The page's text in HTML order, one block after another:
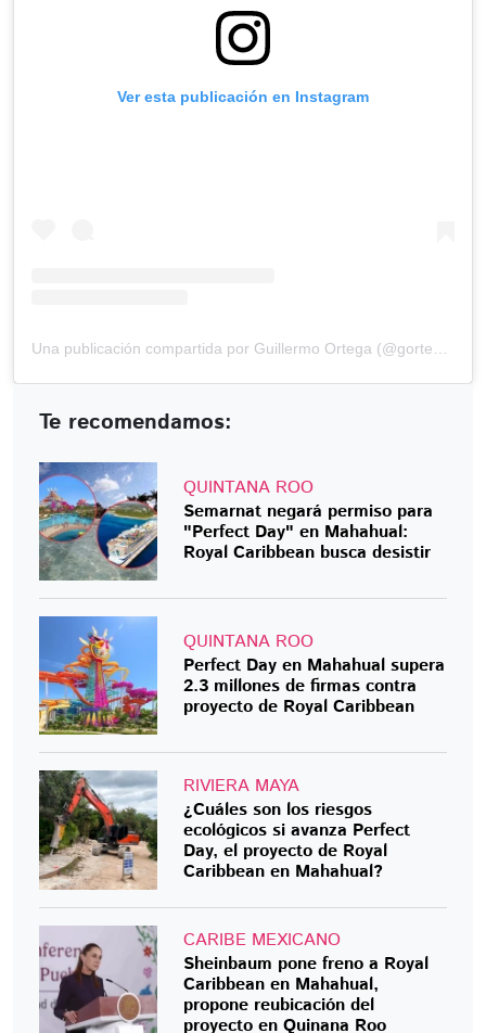
Ver esta publicación en Instagram
Te recomendamos:
QUINTANA ROO
Semarnat negará permiso para
"Perfect Day" en Mahahual:
Royal Caribbean busca desistir
QUINTANA ROO
Perfect Day en Mahahual supera
2.3 millones de firmas contra
proyecto de Royal Caribbean
RIVIERA MAYA
¿Cuáles son los riesgos
ecológicos si avanza Perfect
Day, el proyecto de Royal
Caribbean en Mahahual?
CARIBE MEXICANO
Sheinbaum pone freno a Royal
Caribbean en Mahahual,
propone reubicación del
proyecto en Quinana Roo